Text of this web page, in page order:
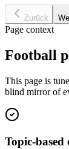
Zurück
Page context
Football
This page is
blind mirror of
Topic-